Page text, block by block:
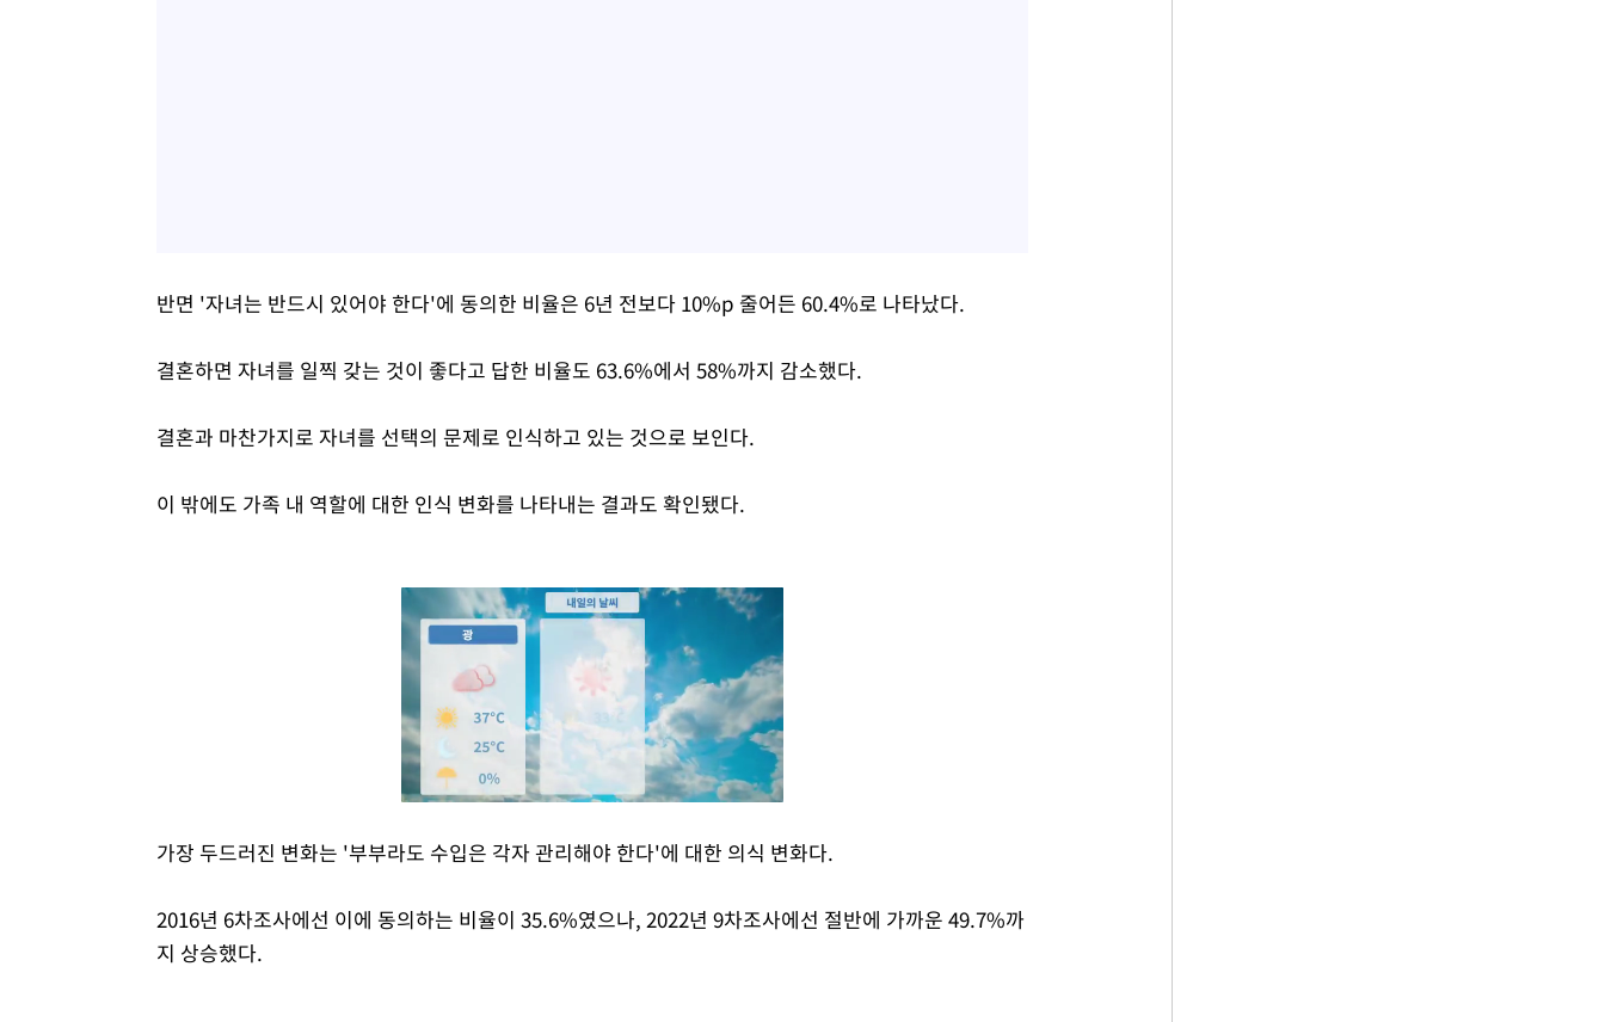
반면 '자녀는 반드시 있어야 한다'에 동의한 비율은 6년 전보다 10%p 줄어든 60.4%로 나타났다.
결혼하면 자녀를 일찍 갖는 것이 좋다고 답한 비율도 63.6%에서 58%까지 감소했다.
결혼과 마찬가지로 자녀를 선택의 문제로 인식하고 있는 것으로 보인다.
이 밖에도 가족 내 역할에 대한 인식 변화를 나타내는 결과도 확인됐다.
가장 두드러진 변화는 '부부라도 수입은 각자 관리해야 한다'에 대한 의식 변화다.
2016년 6차조사에선 이에 동의하는 비율이 35.6%였으나, 2022년 9차조사에선 절반에 가까운 49.7%까
지 상승했다.